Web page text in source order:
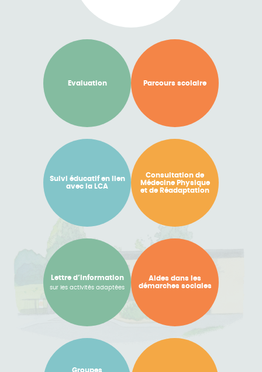
Evaluation Parcours scolaire
Suivi éducatif en lien
avec la LCA
Consultation de
Médecine Physique
et de Réadaptation
Lettre d’information
sur les activités adaptées
Aides dans les
démarches sociales
Groupes